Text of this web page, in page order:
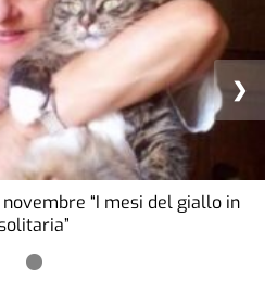
“I mesi del giallo in
❯